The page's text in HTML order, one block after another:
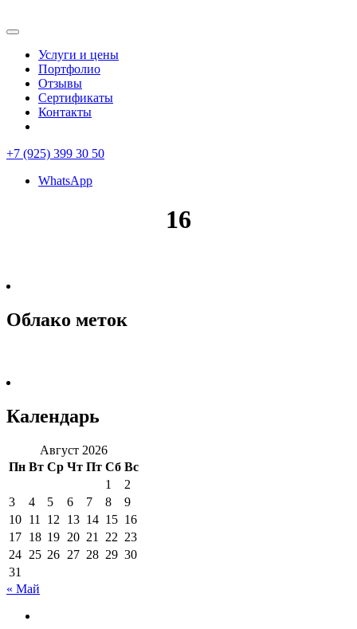
Услуги и цены
Портфолио
Отзывы
Сертификаты
Контакты
+7 (925) 399 30 50
WhatsApp
16
Облако меток
Календарь
Август 2026
Пн Вт Ср Чт Пт Сб Вс
1
2
3
4 5 6 7 8
9
10 11 12 13 14 15 16
17 18 19 20 21 22 23
24 25 26 27 28 29 30
31
« Май